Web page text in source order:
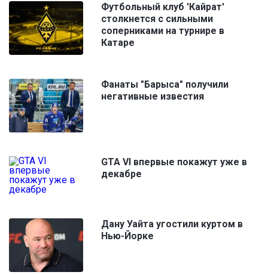
Футбольный клуб 'Кайрат'
столкнется с сильными
соперниками на турнире в
Катаре
Фанаты "Барыса" получили
негативные известия
GTA VI впервые покажут уже в
декабре
Дану Уайта угостили куртом в
Нью-Йорке